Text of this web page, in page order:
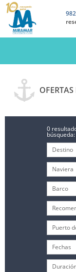
0
búsqueda: